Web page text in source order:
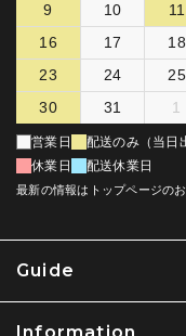
Guide
Information
9
10 11
16
17 18
23
24 25
30
31 1
営業日
配送のみ（当日
休業日
配送休業日
最新の情報はトップページの